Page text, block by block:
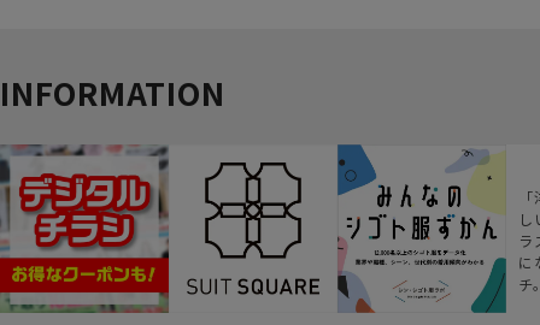
INFORMATION
し
ラ
に
チ